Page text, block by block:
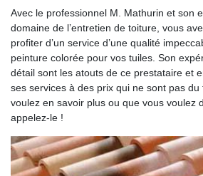
Avec le professionnel M. Mathurin et son
domaine de l’entretien de toiture, vous
profiter d’un service d’une qualité
peinture colorée pour vos tuiles. Son
détail sont les atouts de ce prestataire et
ses services à des prix qui ne sont pas du
voulez en savoir plus ou que vous voulez
appelez-le !